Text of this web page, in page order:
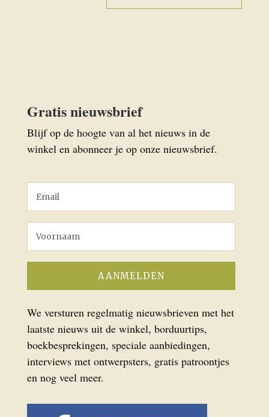
Gratis nieuwsbrief
Blijf op de hoogte van al het nieuws in de
winkel en abonneer je op onze nieuwsbrief.
We versturen regelmatig nieuwsbrieven met het
laatste nieuws uit de winkel, borduurtips,
boekbesprekingen, speciale aanbiedingen,
interviews met ontwerpsters, gratis patroontjes
en nog veel meer.